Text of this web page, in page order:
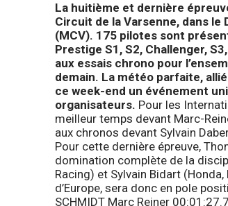
La huitième et dernière
Circuit de la Varsenne, dans le
(MCV). 175 pilotes sont
Prestige S1, S2, Challenger,
aux essais chrono pour
demain. La météo parfaite,
ce week-end un événement
organisateurs. Pour les
meilleur temps devant Marc-
aux chronos devant Sylvain
Pour cette dernière épreuve,
domination complète de la
Racing) et Sylvain Bidart
d’Europe, sera donc en pole
SCHMIDT Marc Reiner